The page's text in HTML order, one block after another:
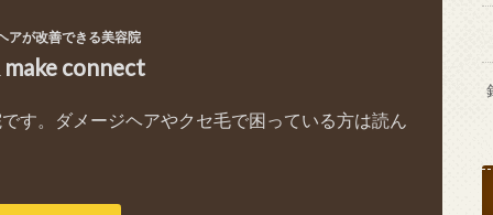
アが改善できる美容院
connect
す。ダメージヘアやクセ毛で困っている方は読ん